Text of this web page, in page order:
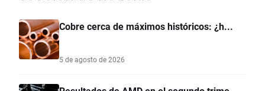
Cobre cerca de máximos históricos: ¿h...
5 de agosto de 2026